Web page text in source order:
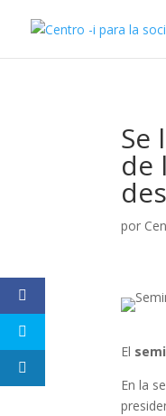
Se
de
por
El
En la